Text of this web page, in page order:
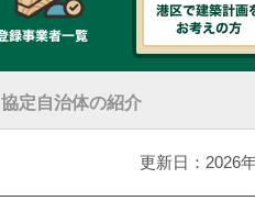
協定自治体の紹介
更新日：2026